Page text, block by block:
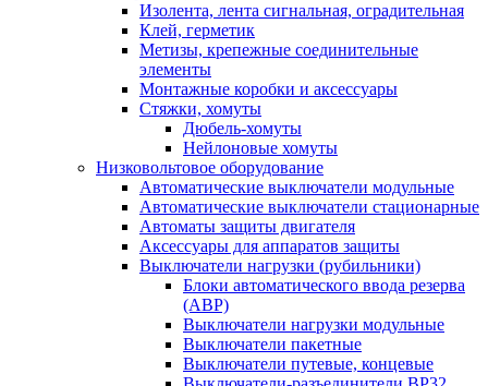
Изолента, лента сигнальная, оградительная
Клей, герметик
Метизы, крепежные соединительные
элементы
Монтажные коробки и аксессуары
Стяжки, хомуты
Дюбель-хомуты
Нейлоновые хомуты
Низковольтовое оборудование
Автоматические выключатели модульные
Автоматические выключатели стационарные
Автоматы защиты двигателя
Аксессуары для аппаратов защиты
Выключатели нагрузки (рубильники)
Блоки автоматического ввода резерва
(АВР)
Выключатели нагрузки модульные
Выключатели пакетные
Выключатели путевые, концевые